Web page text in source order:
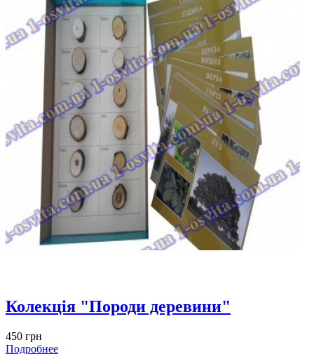
Колекція "Породи деревини"
450 грн
Подробнее